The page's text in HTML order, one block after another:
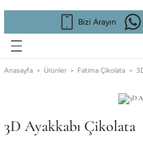
Bizi ArayınGeri Dön
Geri Dön
Geri Dön
Geri Dön
Geri Dön
Geri Dön
Anasayfa Ürünler Fatima Çikolata
3D Ayakkabı Çikolata